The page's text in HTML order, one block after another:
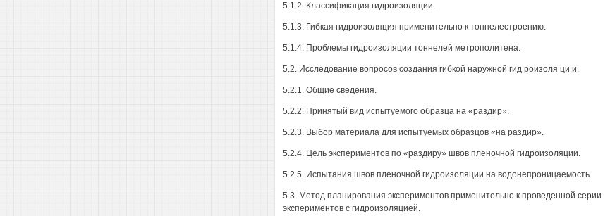
5.1.2. Классификация гидроизоляции.
5.1.3. Гибкая гидроизоляция применительно к тоннелестроению.
5.1.4. Проблемы гидроизоляции тоннелей метрополитена.
5.2. Исследование вопросов создания гибкой наружной гид роизоля ци и.
5.2.1. Общие сведения.
5.2.2. Принятый вид испытуемого образца на «раздир».
5.2.3. Выбор материала для испытуемых образцов «на раздир».
5.2.4. Цель экспериментов по «раздиру» швов пленочной гидроизоляции.
5.2.5. Испытания швов пленочной гидроизоляции на водонепроницаемость.
5.3. Метод планирования экспериментов применительно к проведенной серии
экспериментов с гидроизоляцией.